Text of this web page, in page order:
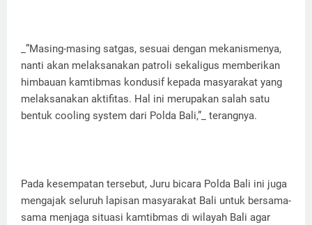
_”Masing-masing satgas, sesuai dengan mekanismenya,
nanti akan melaksanakan patroli sekaligus memberikan
himbauan kamtibmas kondusif kepada masyarakat yang
melaksanakan aktifitas. Hal ini merupakan salah satu
bentuk cooling system dari Polda Bali,”_ terangnya.
Pada kesempatan tersebut, Juru bicara Polda Bali ini juga
mengajak seluruh lapisan masyarakat Bali untuk bersama-
sama menjaga situasi kamtibmas di wilayah Bali agar